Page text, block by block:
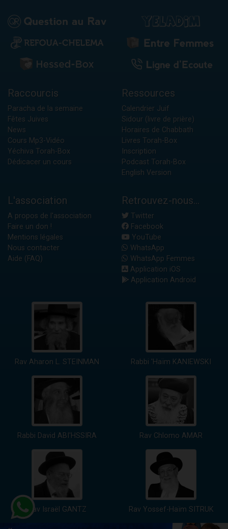
Raccourcis
Paracha de la semaine
Fêtes Juives
News
Cours Mp3-Vidéo
Yéchiva Torah-Box
Dédicacer un cours
Ressources
Calendrier Juif
Sidour (livre de prière)
Horaires de Chabbath
Livres Torah-Box
Inscription
Podcast Torah-Box
English Version
L'association
A propos de l'association
Faire un don !
Mentions légales
Nous contacter
Aide (FAQ)
Retrouvez-nous...
Twitter
Facebook
YouTube
WhatsApp
WhatsApp Femmes
Application iOS
Application Android
Rav Aharon L. STEINMAN Rabbi 'Haïm KANIEWSKI
Rabbi David ABI'HSSIRA Rav Chlomo AMAR
Rav Israël GANTZ Rav Yossef-Haïm SITRUK